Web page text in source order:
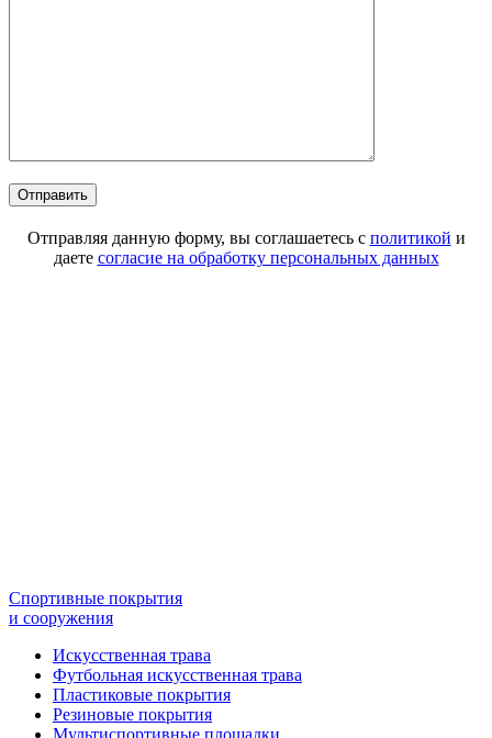
Отправляя данную форму, вы соглашаетесь с политикой и
даете согласие на обработку персональных данных
Спортивные покрытия
и сооружения
Искусственная трава
Футбольная искусственная трава
Пластиковые покрытия
Резиновые покрытия
Мультиспортивные площадки